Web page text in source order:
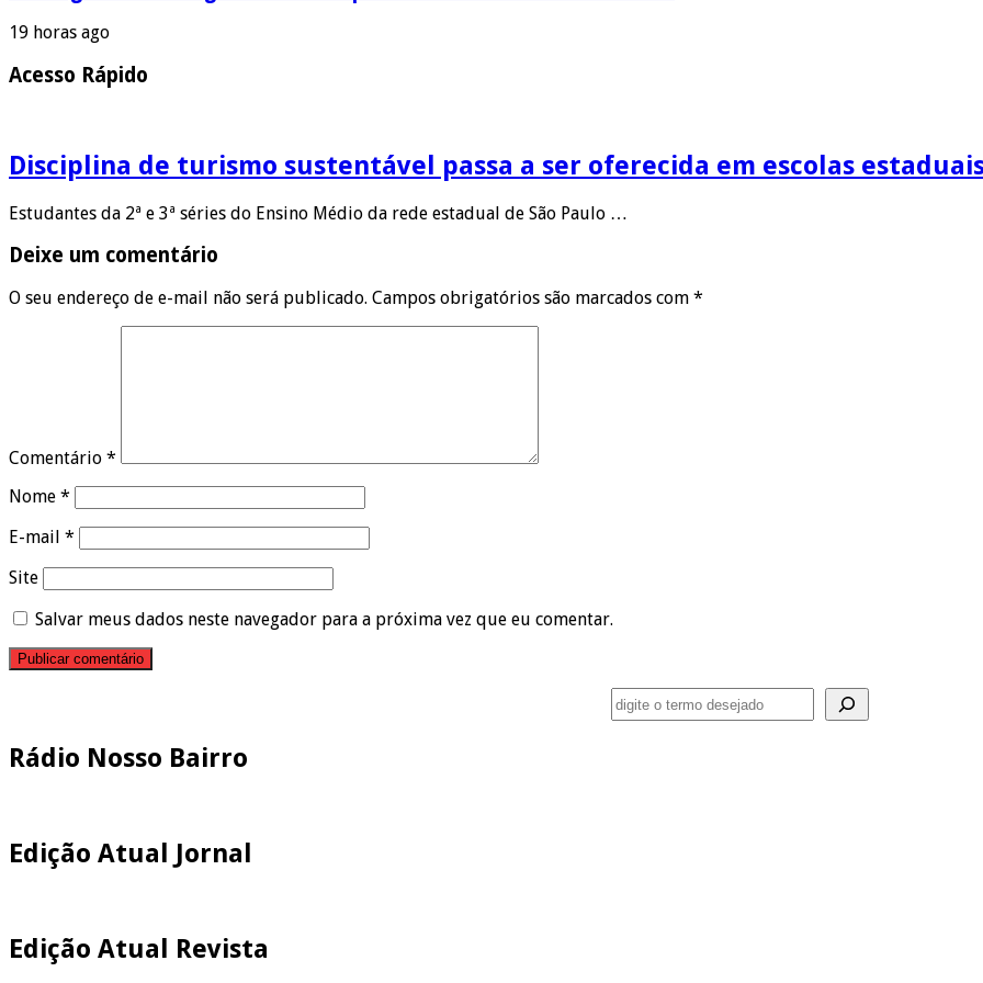
19 horas ago
Acesso Rápido
Disciplina de turismo sustentável passa a ser oferecida em escolas estaduais
Estudantes da 2ª e 3ª séries do Ensino Médio da rede estadual de São Paulo …
Deixe um comentário
O seu endereço de e-mail não será publicado. Campos obrigatórios são marcados com *
Comentário *
Nome *
E-mail *
Site
Salvar meus dados neste navegador para a próxima vez que eu comentar.
Rádio Nosso Bairro
Edição Atual Jornal
Edição Atual Revista